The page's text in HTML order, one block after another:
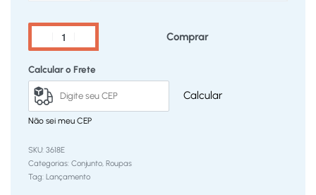
Comprar
Calcular o Frete
Calcular
Não sei meu CEP
3618E
Categorias: Conjunto, Roupas
Tag: Lançamento